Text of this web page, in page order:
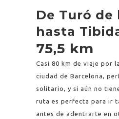
De Turó de
hasta
75,5 km
Casi 80 km de viaje por
ciudad de Barcelona,
solitario, y si aún no
ruta es perfecta para ir
antes de adentrarte en